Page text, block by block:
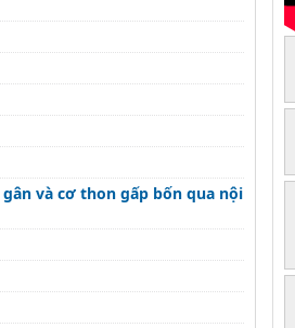
và cơ thon gấp bốn qua nội